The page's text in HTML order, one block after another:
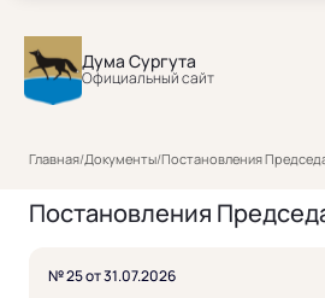
Дума Сургута
Официальный сайт
Главная/Документы/Постановления
Постановления
№ 25 от 31.07.2026